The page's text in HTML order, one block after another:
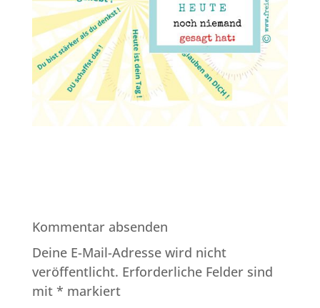
Kommentar absenden
Deine E-Mail-Adresse wird nicht
veröffentlicht. Erforderliche Felder sind
mit * markiert